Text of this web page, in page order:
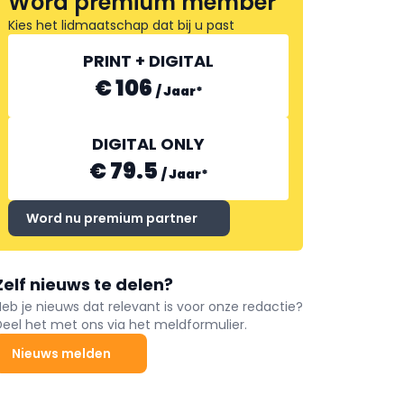
Kies het lidmaatschap dat bij u past
PRINT + DIGITAL
€ 106 /Jaar*
DIGITAL ONLY
€ 79.5 /Jaar*
Word nu premium partner
nieuws te delen?
je nieuws dat relevant is voor onze redactie?
het met ons via het meldformulier.
Nieuws melden